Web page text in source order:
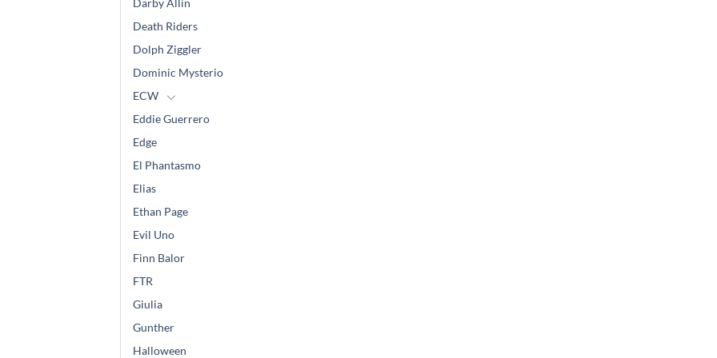
Darby Allin
Death Riders
Dolph Ziggler
Dominic Mysterio
ECW
Eddie Guerrero
Edge
El Phantasmo
Elias
Ethan Page
Evil Uno
Finn Balor
FTR
Giulia
Gunther
Halloween